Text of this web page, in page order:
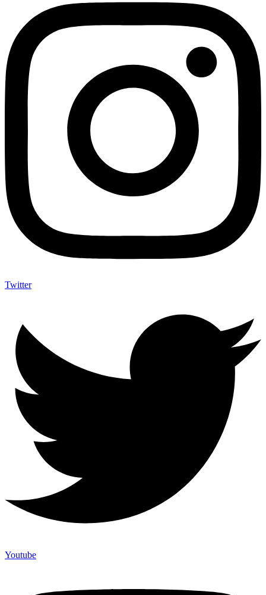
Twitter
Youtube